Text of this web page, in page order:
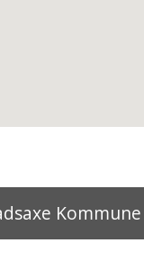
Kommune